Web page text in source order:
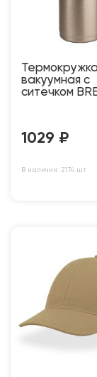
вакуумная с
ситечком
1029 ₽
В наличии: 2174 шт